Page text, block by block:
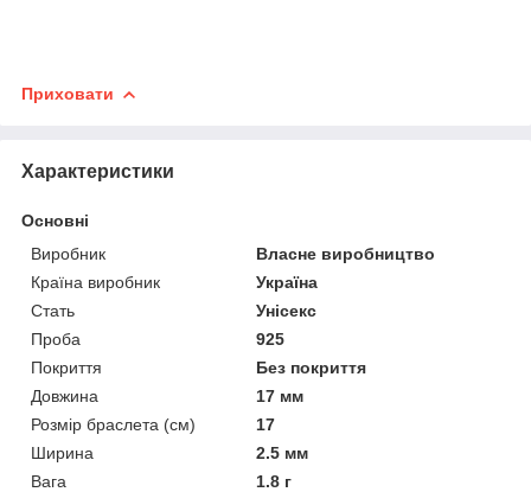
Приховати
Характеристики
Основні
Виробник
Власне виробництво
Країна виробник
Україна
Стать
Унісекс
Проба
925
Покриття
Без покриття
Довжина
17 мм
Розмір браслета (см)
17
Ширина
2.5 мм
Вага
1.8 г